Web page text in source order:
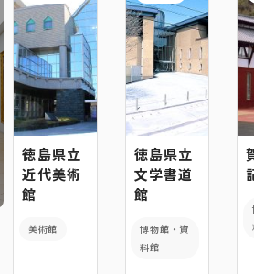
徳島県立
近代美術
館
美術館
徳島県立
文学書道
館
博物館・資
料館